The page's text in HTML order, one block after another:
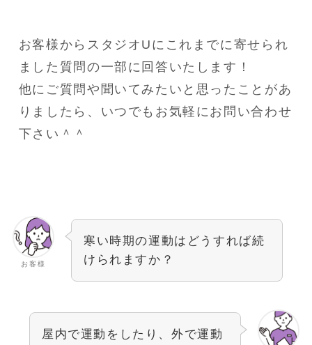
お客様からスタジオUにこれまでに寄せられ
ました質問の一部に回答いたします！
他にご質問や聞いてみたいと思ったことがあ
りましたら、いつでもお気軽にお問い合わせ
下さい＾＾
お客様
寒い時期の運動はどうすれば続
けられますか？
屋内で運動をしたり、外で運動